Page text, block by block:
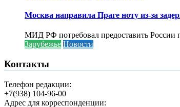
Москва направила Праге ноту из-за
МИД РФ потребовал предоставить России
Зарубежье Новости
Контакты
Телефон редакции:
+7(938) 104-96-00
Адрес для корреспонденции: